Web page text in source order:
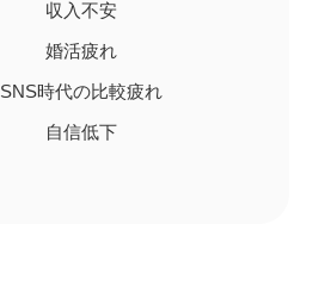
収入不安
婚活疲れ
SNS時代の比較疲れ
自信低下